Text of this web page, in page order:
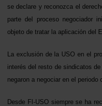
se declare y reconozca el
parte del proceso negociador
objeto de tratar la aplicación del
La exclusión de la USO en el
interés del resto de sindicatos
negaron a negociar en el periodo
Desde FI-USO siempre se ha